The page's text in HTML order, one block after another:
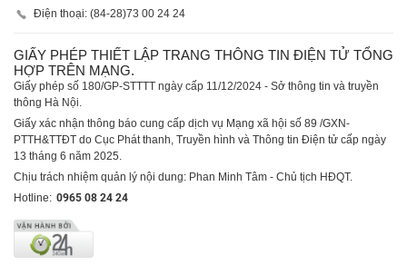
Điện thoại: (84-28)73 00 24 24
GIẤY PHÉP THIẾT LẬP TRANG THÔNG TIN ĐIỆN TỬ TỔNG
HỢP TRÊN MẠNG.
Giấy phép số 180/GP-STTTT ngày cấp 11/12/2024 - Sở thông tin và truyền
thông Hà Nội.
Giấy xác nhận thông báo cung cấp dịch vụ Mạng xã hội số 89 /GXN-
PTTH&TTĐT do Cục Phát thanh, Truyền hình và Thông tin Điện tử cấp ngày
13 tháng 6 năm 2025.
Chịu trách nhiệm quản lý nội dung: Phan Minh Tâm - Chủ tịch HĐQT.
Hotline: 0965 08 24 24